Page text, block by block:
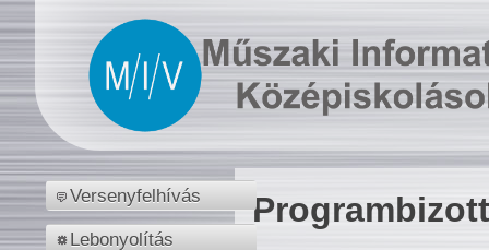
Versenyfelhívás
Lebonyolítás